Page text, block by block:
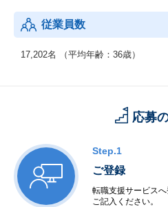
従業員数
17,202名 （平均年齢：36歳）
応募
Step.1
ご登録
転職支援サービス
ご記入ください。